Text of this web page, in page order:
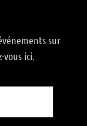
sur
vous ici.